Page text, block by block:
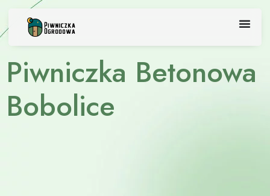
content
Piwniczka Betonowa
Bobolice